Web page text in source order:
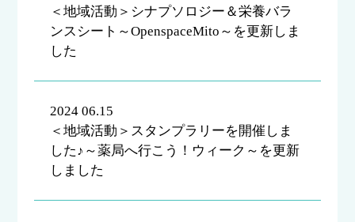
＜地域活動＞シナプソロジー＆栄養バラ
ンスシート～OpenspaceMito～を更新しま
した
2024 06.15
＜地域活動＞スタンプラリーを開催しま
した♪～薬局へ行こう！ウィーク～を更新
しました